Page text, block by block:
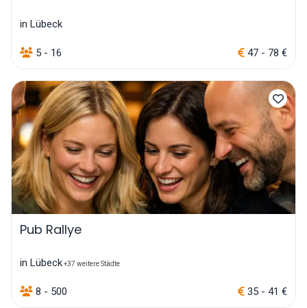
in Lübeck
5 - 16 47 - 78 €
Pub Rallye
in Lübeck+37 weitere Städte
8 - 500 35 - 41 €